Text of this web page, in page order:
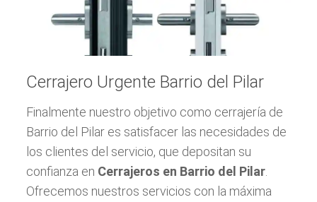
Cerrajero Urgente Barrio del Pilar
Finalmente nuestro objetivo como cerrajería de
Barrio del Pilar es satisfacer las necesidades de
los clientes del servicio, que depositan su
confianza en Cerrajeros en Barrio del Pilar
Ofrecemos nuestros servicios con la máxima